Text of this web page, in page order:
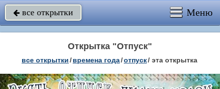
 все открытки Меню
Открытка "Отпуск"
все открытки/времена года/отпуск/ эта открытка